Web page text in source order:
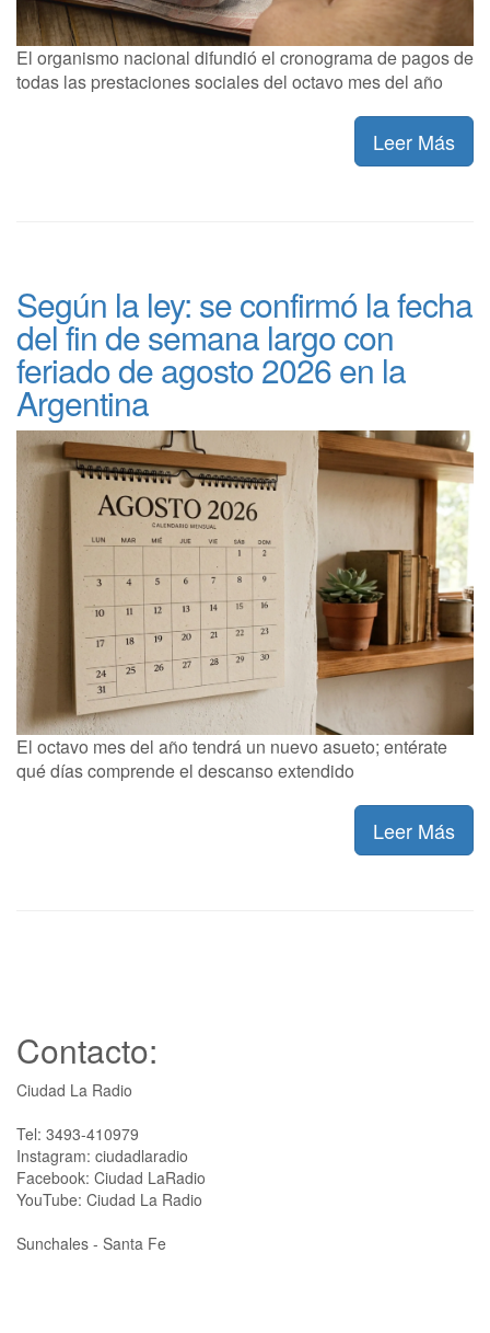
El organismo nacional difundió el cronograma de pagos de
todas las prestaciones sociales del octavo mes del año
Leer Más
Según la ley: se confirmó la fecha
del fin de semana largo con
feriado de agosto 2026 en la
Argentina
El octavo mes del año tendrá un nuevo asueto; entérate
qué días comprende el descanso extendido
Leer Más
Contacto:
Ciudad La Radio
Tel: 3493-410979
Instagram: ciudadlaradio
Facebook: Ciudad LaRadio
YouTube: Ciudad La Radio
Sunchales - Santa Fe